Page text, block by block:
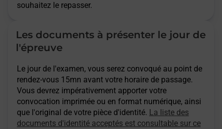
souhaitez le repasser.
Les documents à présenter le jour de
l'épreuve
Le jour de l'examen, vous serez convoqué au point de
rendez-vous 15mn avant votre horaire de passage.
Vous devrez impérativement apporter votre
convocation imprimée ou en format numérique, ainsi
que l'original de votre pièce d'identité. La liste des
documents d'identité acceptés est consultable sur ce